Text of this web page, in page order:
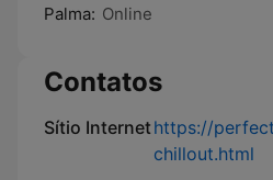
Palma: Online
Contatos
Sítio Internethttps://
chillout.html